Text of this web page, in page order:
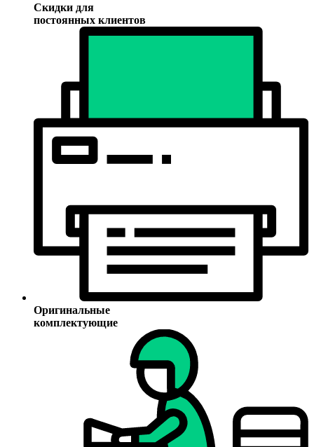
Скидки для
постоянных клиентов
Оригинальные
комплектующие